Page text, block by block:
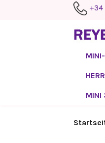
+34
MINI